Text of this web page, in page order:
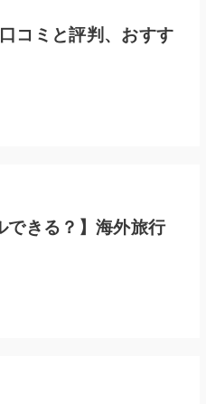
コミと評判、おすす
できる？】海外旅行